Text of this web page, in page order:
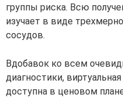
группы риска. Всю
изучает в виде
сосудов.
Вдобавок ко всем
диагностики,
доступна в ценовом